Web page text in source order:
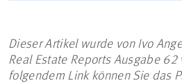
Dieser Artikel wurde von Ivo
Real Estate Reports Ausgabe 62
folgendem Link können Sie das